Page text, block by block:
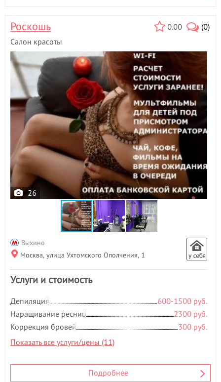
0.00 (0)
Роскошь
Салон красоты
26
Выхино
Москва, улица Ухтомского Ополчения, 1
Услуги и стоимость
Депиляция
600-1500 руб.
Наращивание ресниц
2300 руб.
Коррекция бровей
300 руб.
Показать все услуги/цены (11)
Подробнее